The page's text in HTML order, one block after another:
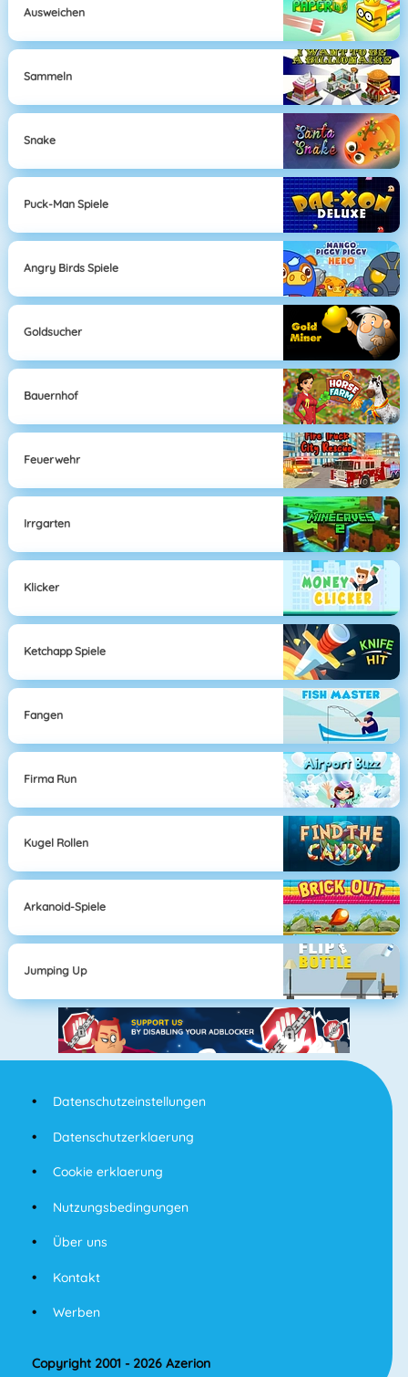
Ausweichen
Sammeln
Snake
Puck-Man Spiele
Angry Birds Spiele
Goldsucher
Bauernhof
Feuerwehr
Irrgarten
Klicker
Ketchapp Spiele
Fangen
Firma Run
Kugel Rollen
Arkanoid-Spiele
Jumping Up
Datenschutzeinstellungen
Datenschutzerklaerung
Cookie erklaerung
Nutzungsbedingungen
Über uns
Kontakt
Werben
Copyright 2001 - 2026 Azerion